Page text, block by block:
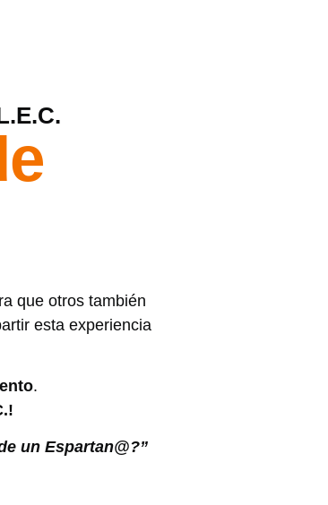
que otros también
esta experiencia
.
un Espartan@?”